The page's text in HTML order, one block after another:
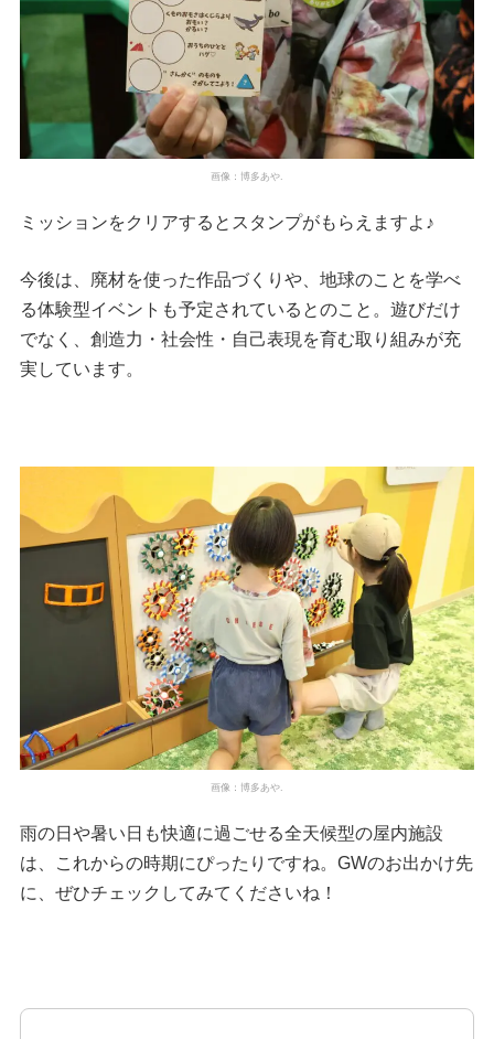
画像：博多あや.
ミッションをクリアするとスタンプがもらえますよ♪
今後は、廃材を使った作品づくりや、地球のことを学べ
る体験型イベントも予定されているとのこと。遊びだけ
でなく、創造力・社会性・自己表現を育む取り組みが充
実しています。
画像：博多あや.
雨の日や暑い日も快適に過ごせる全天候型の屋内施設
は、これからの時期にぴったりですね。GWのお出かけ先
に、ぜひチェックしてみてくださいね！